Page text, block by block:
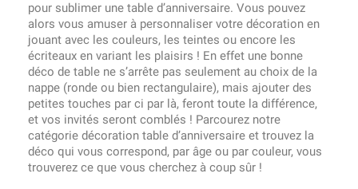
pour sublimer une table d’anniversaire. Vous pouvez
alors vous amuser à personnaliser votre décoration en
jouant avec les couleurs, les teintes ou encore les
écriteaux en variant les plaisirs ! En effet une bonne
déco de table ne s’arrête pas seulement au choix de la
nappe (ronde ou bien rectangulaire), mais ajouter des
petites touches par ci par là, feront toute la différence,
et vos invités seront comblés ! Parcourez notre
catégorie décoration table d’anniversaire et trouvez la
déco qui vous correspond, par âge ou par couleur, vous
trouverez ce que vous cherchez à coup sûr !